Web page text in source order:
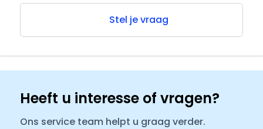
Stel je vraag
Heeft u interesse of vragen?
Ons service team helpt u graag verder.